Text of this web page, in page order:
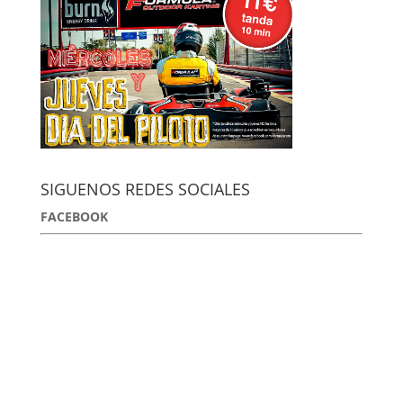
SIGUENOS REDES SOCIALES
FACEBOOK